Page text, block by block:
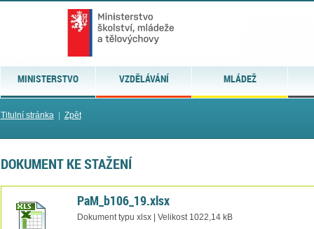
MINISTERSTVO VZDĚLÁVÁNÍ MLÁDEŽ
Titulní stránka| Zpět
DOKUMENT KE STAŽENÍ
PaM_b106_19.xlsx
Dokument typu xlsx | Velikost 1022,14 kB